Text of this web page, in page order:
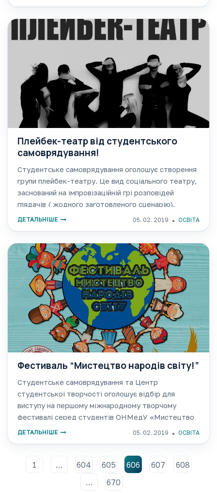
Плейбек-театр від студентського
самоврядування!
Студентське самоврядування оголошує створення
групи плейбек-театру. Це вид соціального театру,
заснований на імпровізаційній грі розповідей
глядачів ( жодного заготовленого сценарію).
Заняття буде проводити Ірина Лесик - студентка 5
05. 02. 2019 ОСВІТА
ДЕТАЛЬНІШЕ
Фестиваль “Мистецтво народів світу!”
Студентське самоврядування та Центр
студентської творчості оголошує відбір для
виступу на першому міжнародному творчому
фестивалі серед студентів ОНМедУ «Мистецтво
народів світу", який буде проходити на початку
виявлення талантів та зміцнення дружніх
05. 02. 2019 ОСВІТА
ДЕТАЛЬНІШЕ
1 … 604 605 606 607
608
…
670